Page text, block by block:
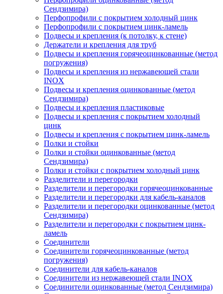
Сендзимира)
Перфопрофили с покрытием холодный цинк
Перфопрофили с покрытием цинк-ламель
Подвесы и крепления (к потолку, к стене)
Держатели и крепления для труб
Подвесы и крепления горячеоцинкованные (метод
погружения)
Подвесы и крепления из нержавеющей стали
INOX
Подвесы и крепления оцинкованные (метод
Сендзимира)
Подвесы и крепления пластиковые
Подвесы и крепления с покрытием холодный
цинк
Подвесы и крепления с покрытием цинк-ламель
Полки и стойки
Полки и стойки оцинкованные (метод
Сендзимира)
Полки и стойки с покрытием холодный цинк
Разделители и перегородки
Разделители и перегородки горячеоцинкованные
Разделители и перегородки для кабель-каналов
Разделители и перегородки оцинкованные (метод
Сендзимира)
Разделители и перегородки с покрытием цинк-
ламель
Соединители
Соединители горячеоцинкованные (метод
погружения)
Соединители для кабель-каналов
Соединители из нержавеющей стали INOX
Соединители оцинкованные (метод Сендзимира)